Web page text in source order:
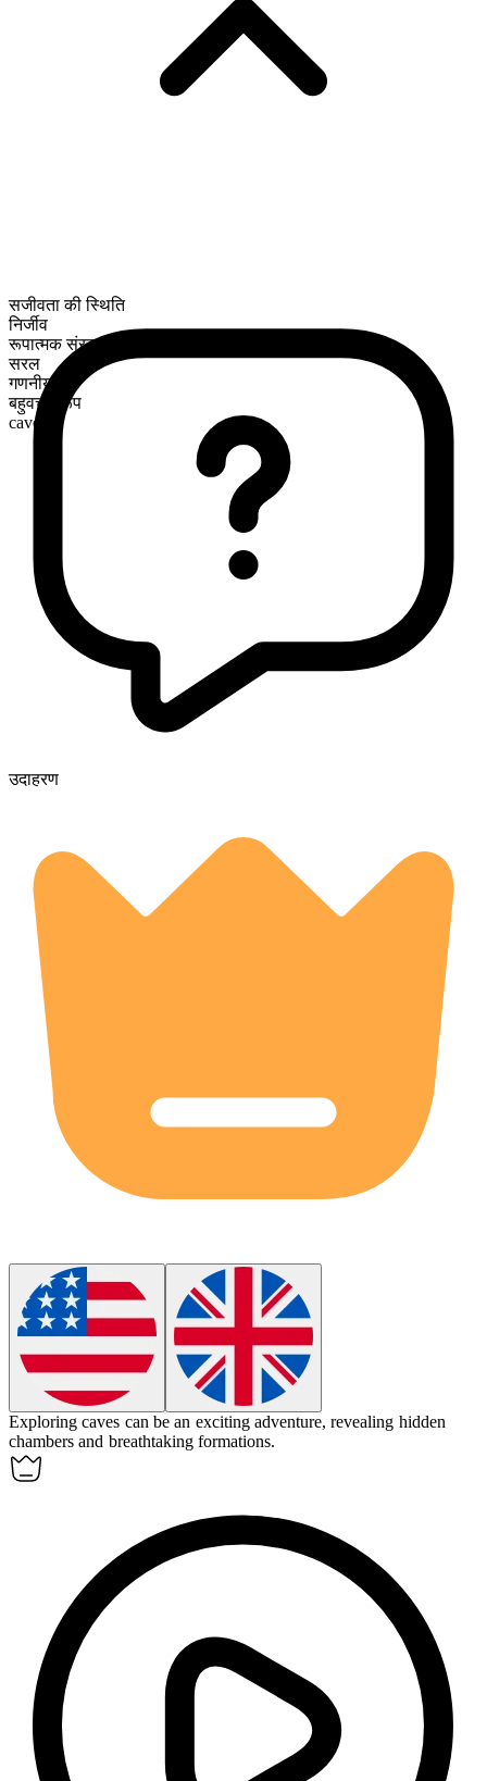
सजीवता की स्थिति
निर्जीव
रूपात्मक संरचना
सरल
गणनीय
बहुवचन रूप
caves
उदाहरण
Exploringcaves can be an exciting adventure, revealing hidden
chambers and breathtaking formations.